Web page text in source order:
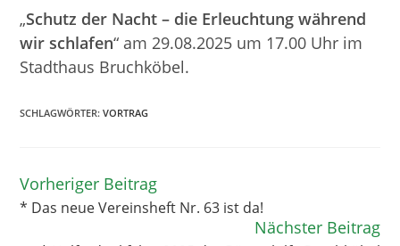
„Schutz der Nacht – die Erleuchtung während
wir schlafen“ am 29.08.2025 um 17.00 Uhr im
Stadthaus Bruchköbel.
SCHLAGWÖRTER:VORTRAG
Weitere
Artikel
ansehen
Vorheriger Beitrag
* Das neue Vereinsheft Nr. 63 ist da!
Nächster Beitrag